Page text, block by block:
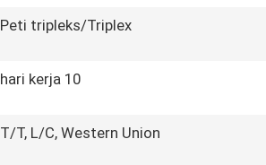
Peti tripleks/Triplex
hari kerja 10
T/T, L/C, Western Union